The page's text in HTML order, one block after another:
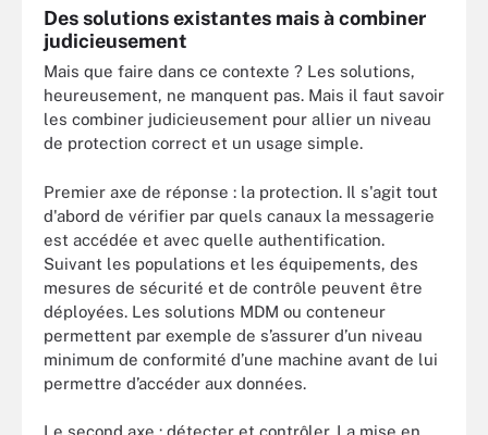
Des solutions existantes mais à combiner
judicieusement
Mais que faire dans ce contexte ? Les solutions,
heureusement, ne manquent pas. Mais il faut savoir
les combiner judicieusement pour allier un niveau
de protection correct et un usage simple.
Premier axe de réponse : la protection. Il s'agit tout
d'abord de vérifier par quels canaux la messagerie
est accédée et avec quelle authentification.
Suivant les populations et les équipements, des
mesures de sécurité et de contrôle peuvent être
déployées. Les solutions MDM ou conteneur
permettent par exemple de s’assurer d’un niveau
minimum de conformité d’une machine avant de lui
permettre d’accéder aux données.
Le second axe : détecter et contrôler. La mise en